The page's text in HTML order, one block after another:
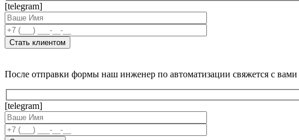
[telegram]
После отправки формы наш инженер по автоматизации свяжется с вами
[telegram]